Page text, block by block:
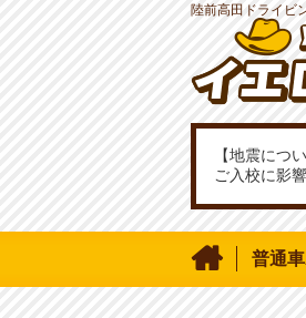
陸前高田ドライビ
【地震につ
ご入校に影
 普通